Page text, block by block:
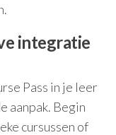
integratie
Pass in je leer
aanpak. Begin
cursussen of